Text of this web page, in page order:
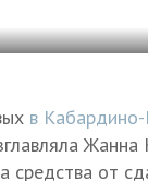
в Кабардино-
средства от